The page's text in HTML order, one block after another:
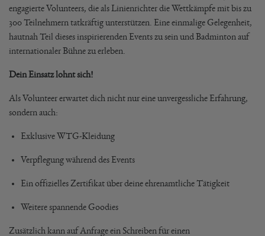
engagierte Volunteers, die als Linienrichter die Wettkämpfe mit bis zu
300 Teilnehmern tatkräftig unterstützen. Eine einmalige Gelegenheit,
hautnah Teil dieses inspirierenden Events zu sein und Badminton auf
internationaler Bühne zu erleben.
Dein Einsatz lohnt sich!
Als Volunteer erwartet dich nicht nur eine unvergessliche Erfahrung,
sondern auch:
Exklusive WTG-Kleidung
Verpflegung während des Events
Ein offizielles Zertifikat über deine ehrenamtliche Tätigkeit
Weitere spannende Goodies
Zusätzlich kann auf Anfrage ein Schreiben für einen